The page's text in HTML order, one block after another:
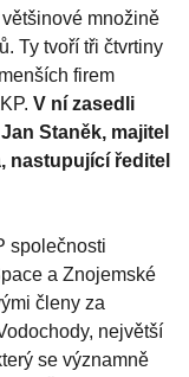
množině
Ty tvoří tři čtvrtiny
firem
V ní zasedli
Staněk, majitel
nastupující ředitel
společnosti
a Znojemské
členy za
největší
se významně